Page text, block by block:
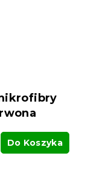
Do Koszyka